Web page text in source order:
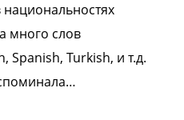
национальностях
много слов
Spanish, Turkish, и т.д.